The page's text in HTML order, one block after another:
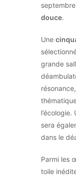
douce.
Une
grande
sera
dans le
Parmi les
toile